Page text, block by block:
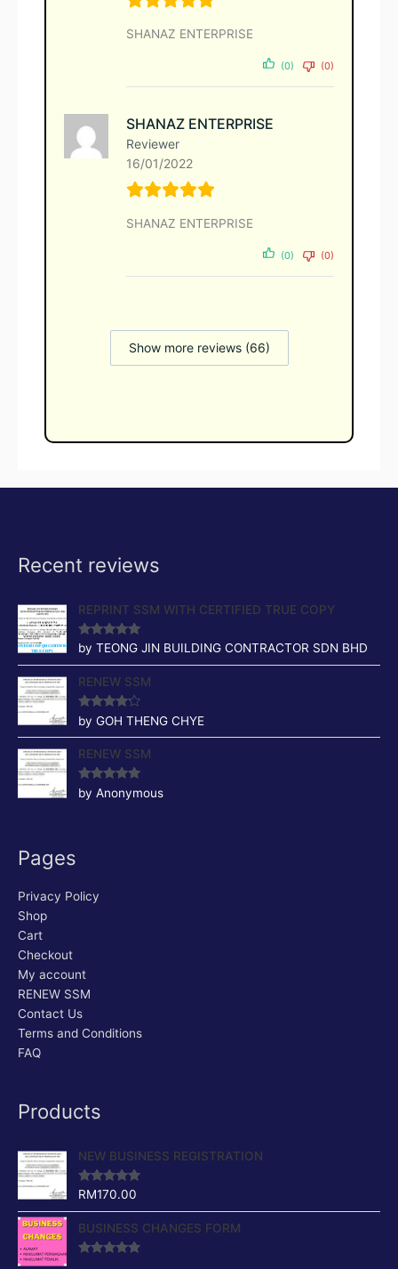
SHANAZ ENTERPRISE
(0) (0)
SHANAZ ENTERPRISE
Reviewer
16/01/2022
SHANAZ ENTERPRISE
(0) (0)
Show more reviews (66)
Recent reviews
REPRINT SSM WITH CERTIFIED TRUE COPY
Rated5out
of 5
by TEONG JIN BUILDING CONTRACTOR SDN BHD
RENEW SSM
Rated4
out of 5
by GOH THENG CHYE
RENEW SSM
Rated5out
of 5
by Anonymous
Pages
Privacy Policy
Shop
Cart
Checkout
My account
RENEW SSM
Contact Us
Terms and Conditions
FAQ
Products
NEW BUSINESS REGISTRATION
Rated4.88
RM170.00
BUSINESS CHANGES FORM